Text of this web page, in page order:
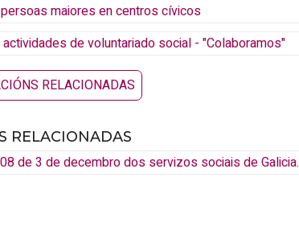
maiores en centros cívicos
de voluntariado social - "Colaboramos"
RELACIONADAS
RELACIONADAS
de 3 de decembro dos servizos sociais de Galicia.